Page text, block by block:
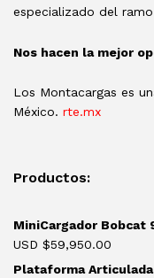
especializado del
Nos hacen la mejor
Los Montacargas es
México. rte.mx
Productos:
MiniCargador Bobcat
USD $59,950.00
Plataforma